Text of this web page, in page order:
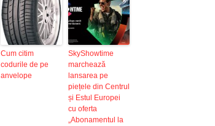
Cum citim
codurile de pe
anvelope
SkyShowtime
marchează
lansarea pe
piețele din Centrul
și Estul Europei
cu oferta
„Abonamentul la